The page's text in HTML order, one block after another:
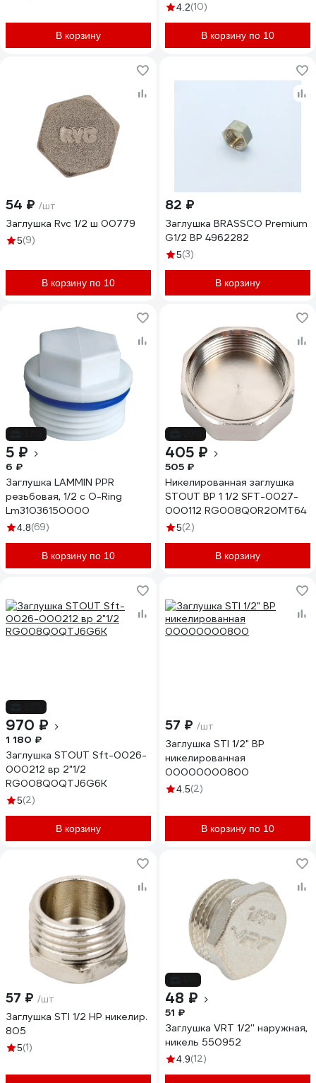
В корзину
4.2(10)
В корзину по 10
54 ₽ /шт
Заглушка Rvc 1/2 ш 00779
5(9)
В корзину по 10
82 ₽
Заглушка BRASSCO Premium
G1/2 ВР 4962282
5(3)
В корзину
5 ₽
6 ₽
Заглушка LAMMIN PPR
резьбовая, 1/2 с O-Ring
Lm31036150000
4.8(69)
В корзину по 10
405 ₽
505 ₽
Никелированная заглушка
STOUT ВР 1 1/2 SFT-0027-
000112 RG008Q0R2OMT64
5(2)
В корзину
970 ₽
1 180 ₽
Заглушка STOUT Sft-0026-
000212 вр 2"1/2
RG008Q0QTJ6G6K
5(2)
В корзину
57 ₽ /шт
Заглушка STI 1/2" ВР
никелированная
00000000800
4.5(2)
В корзину по 10
57 ₽ /шт
Заглушка STI 1/2 НР никелир.
805
5(1)
48 ₽
51 ₽
Заглушка VRT 1/2'' наружная,
никель 550952
4.9(12)